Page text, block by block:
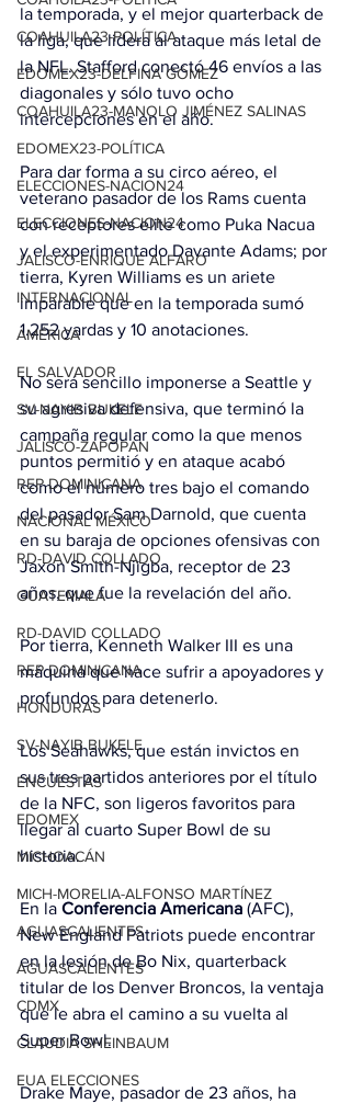
COAHUILA23-POLÍTICA
EDOMEX23-DELFINA GÓMEZ
COAHUILA23-MANOLO JIMÉNEZ SALINAS
EDOMEX23-POLÍTICA
ELECCIONES-NACION24
ELECCIONES-NACION24
JALISCO-ENRIQUE ALFARO
INTERNACIONAL
AMÉRICA
EL SALVADOR
SV-NAYIB BUKELE
JALISCO-ZAPOPAN
REP DOMINICANA
NACIONAL MÉXICO
RD-DAVID COLLADO
GUATEMALA
RD-DAVID COLLADO
REP DOMINICANA
HONDURAS
SV-NAYIB BUKELE
ENCUESTAS
EDOMEX
MICHOACÁN
MICH-MORELIA-ALFONSO MARTÍNEZ
AGUASCALIENTES
AGUASCALIENTES
CDMX
CLAUDIA SHEINBAUM
EUA ELECCIONES
la temporada, y el mejor quarterback de
la liga, que lidera al ataque más letal de
la NFL. Stafford conectó 46 envíos a las
diagonales y sólo tuvo ocho
intercepciones en el año.
Para dar forma a su circo aéreo, el
veterano pasador de los Rams cuenta
con receptores elite como Puka Nacua
y el experimentado Davante Adams; por
tierra, Kyren Williams es un ariete
imparable que en la temporada sumó
1.252 yardas y 10 anotaciones.
No será sencillo imponerse a Seattle y
su agresiva defensiva, que terminó la
campaña regular como la que menos
puntos permitió y en ataque acabó
como el número tres bajo el comando
del pasador Sam Darnold, que cuenta
en su baraja de opciones ofensivas con
Jaxon Smith-Njigba, receptor de 23
años, que fue la revelación del año.
Por tierra, Kenneth Walker III es una
máquina que hace sufrir a apoyadores y
profundos para detenerlo.
Los Seahawks, que están invictos en
sus tres partidos anteriores por el título
de la NFC, son ligeros favoritos para
llegar al cuarto Super Bowl de su
historia.
En la Conferencia Americana (AFC),
New England Patriots puede encontrar
en la lesión de Bo Nix, quarterback
titular de los Denver Broncos, la ventaja
que le abra el camino a su vuelta al
Super Bowl.
Drake Maye, pasador de 23 años, ha